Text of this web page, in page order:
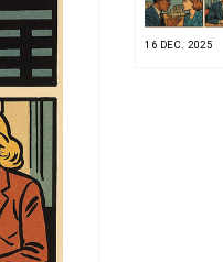
16 DEC. 2025